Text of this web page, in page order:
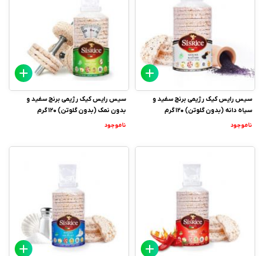
سیس رایس کیک رژیمی برنج سفید و
سیاه دانه (بدون گلوتن) 120 گرم
ناموجود
سیس رایس کیک رژیمی برنج سفید و
بدون نمک (بدون گلوتن) 120 گرم
ناموجود